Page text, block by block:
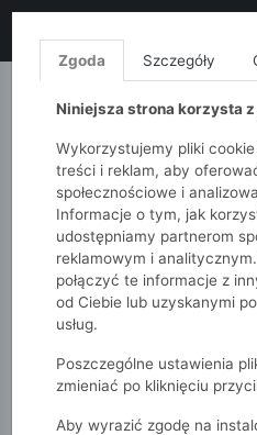
MONNARI
51015kids
Chłopcy 7-12 lat
Szara bluza chłopięca z
Zgoda Szczegóły
Niniejsza strona korzysta
Wykorzystujemy pliki
treści i reklam, aby
społecznościowe i
Informacje o tym, jak
udostępniamy partnerom
reklamowym i
połączyć te informacje z
od Ciebie lub uzyskanymi
usług.
Poszczególne ustawienia
zmieniać po kliknięciu
Aby wyrazić zgodę na